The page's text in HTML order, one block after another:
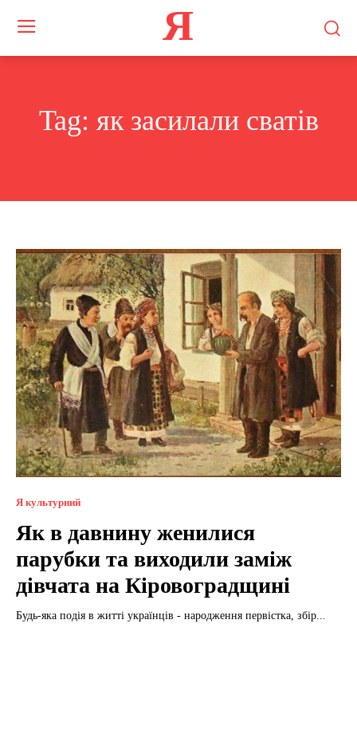
Я
Tag: як засилали сватів
Я культурний
Як в давнину женилися
парубки та виходили заміж
дівчата на Кіровоградщині
Будь-яка подія в житті українців - народження первістка, збір...